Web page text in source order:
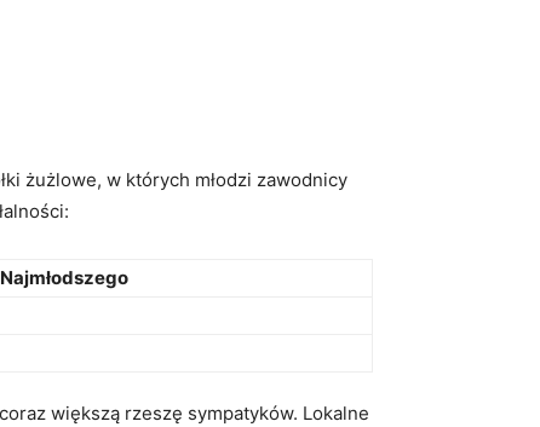
żużlowe, w których młodzi zawodnicy
większą rzeszę sympatyków. Lokalne